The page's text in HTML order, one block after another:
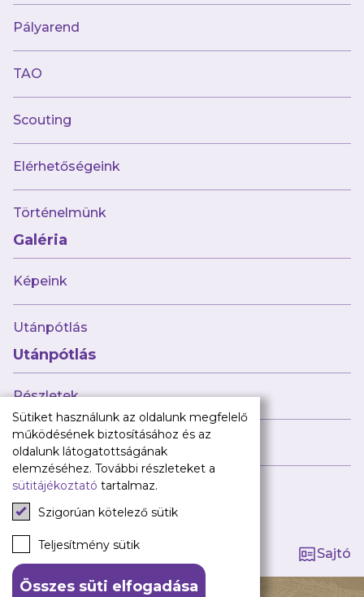
Pályarend
TAO
Scouting
Elérhetőségeink
Történelmünk
Galéria
Képeink
Utánpótlás
Utánpótlás
Részletek
Híreink
Tagság kezelése
Sajtó
Múltunk
Jelenünk
Meccseink
Híreink
Csapataink
Galéria
Utánpótlás
Babaváró
ajándékcsomag
Újpest FC
TAO
Klub infó
Sajtó
Press Kit
Újpest FC Shop
Digitális felületeink
Facebook
Instagram
Tiktok
Youtube
Spotify
Sütiket használunk az oldalunk megfelelő
működésének biztosításához és az
oldalunk látogatottságának
elemzéséhez. További részleteket a
sütitájékoztató tartalmaz.
Szigorúan kötelező sütik
Teljesítmény sütik
Összes süti elfogadása